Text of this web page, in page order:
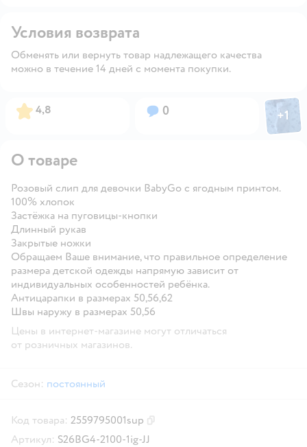
Условия возврата
Обменять или вернуть товар надлежащего качества
можно в течение 14 дней с момента покупки.
Рейтинг:
4,8 Вопросов:
0 Фото
+1
О товаре
Розовый слип для девочки BabyGo с ягодным принтом.
100% хлопок
Застёжка на пуговицы-кнопки
Длинный рукав
Закрытые ножки
Обращаем Ваше внимание, что правильное определение
размера детской одежды напрямую зависит от
индивидуальных особенностей ребёнка.
Антицарапки в размерах 50,56,62
Швы наружу в размерах 50,56
Цены в интернет-магазине могут отличаться
от розничных магазинов.
Сезон: постоянный
Код товара: 2559795001sup
Артикул: S26BG4-2100-1ig-JJ